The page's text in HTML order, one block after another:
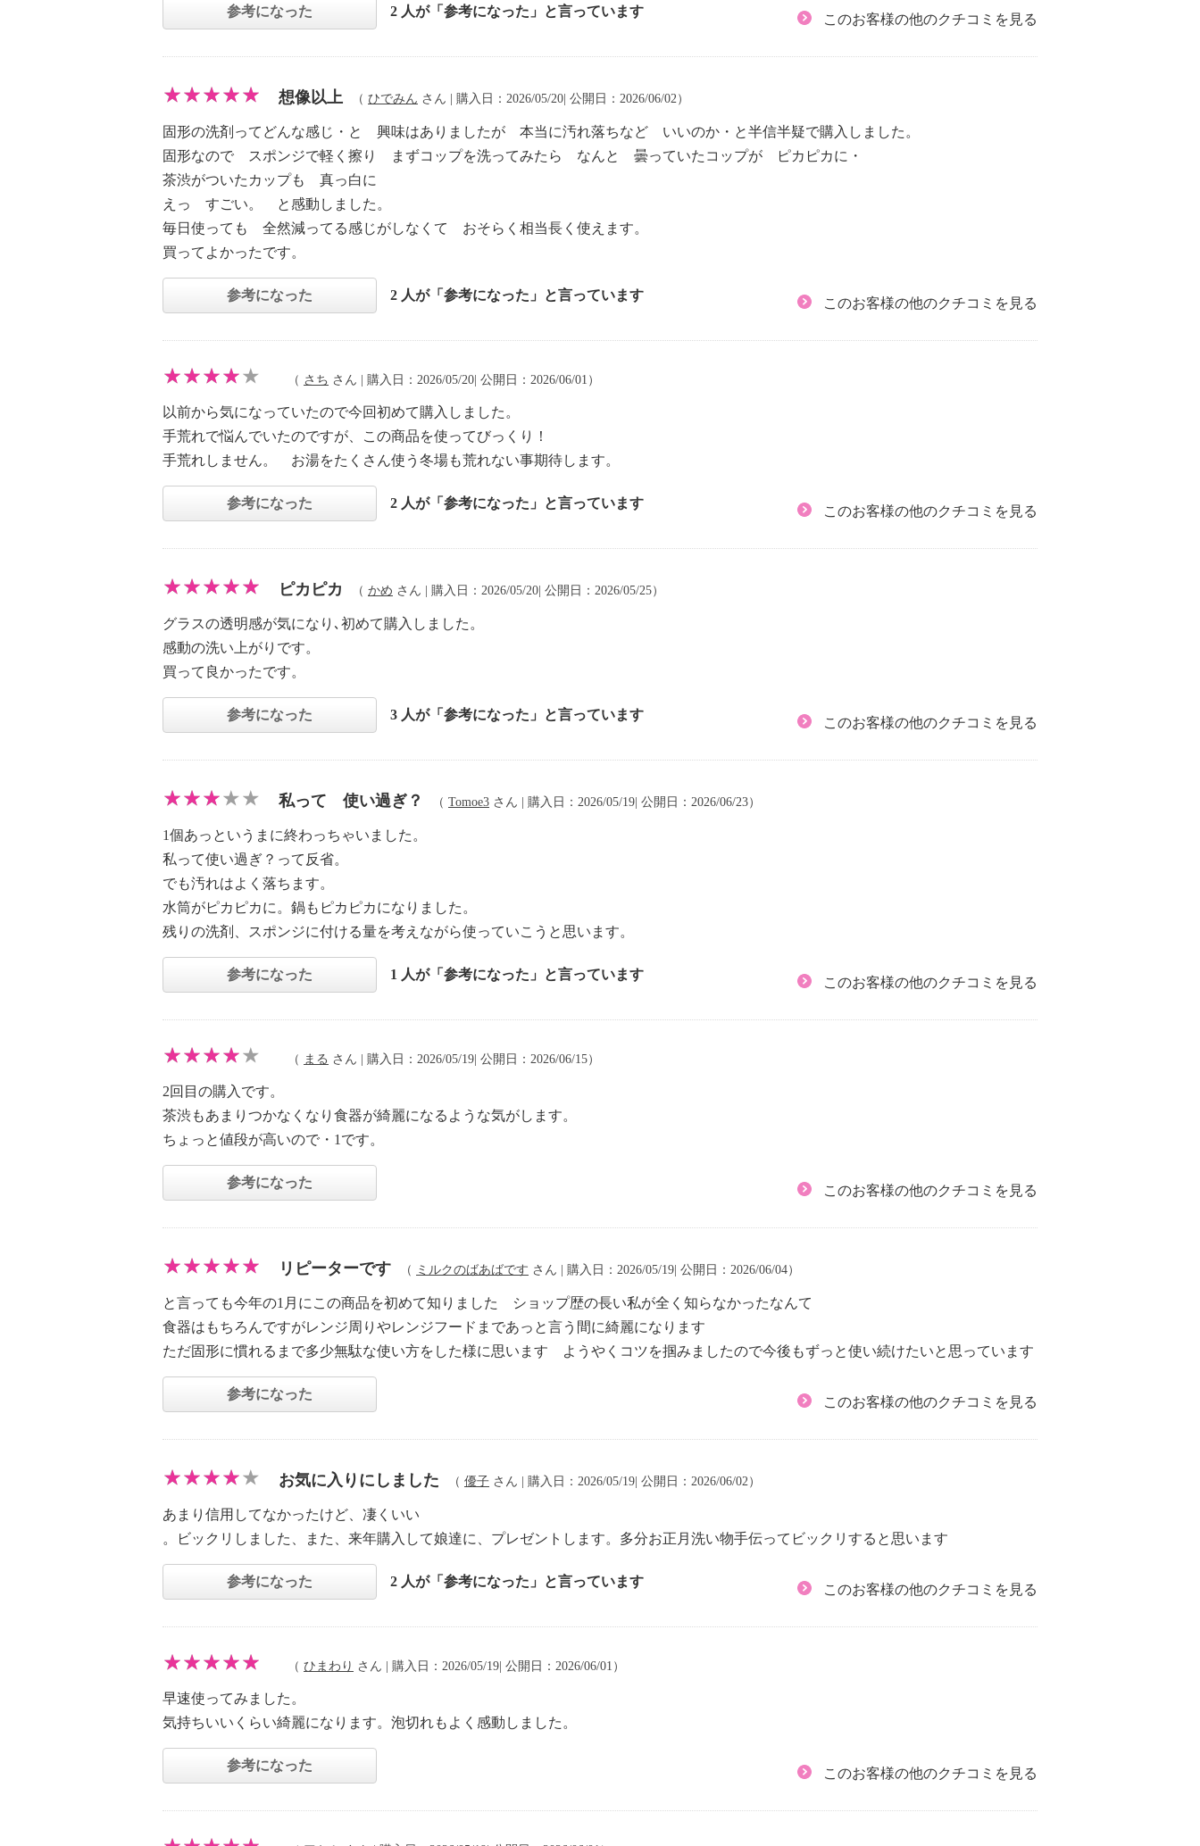
参考になった 2 人が「参考になった」と言っています
このお客様の他のクチコミを見る
想像以上 （ ひでみん さん | 購入日：2026/05/20| 公開日：2026/06/02）
固形の洗剤ってどんな感じ・と 興味はありましたが 本当に汚れ落ちなど いいのか・と半信半疑で購入しました。
固形なので スポンジで軽く擦り まずコップを洗ってみたら なんと 曇っていたコップが ピカピカに・
茶渋がついたカップも 真っ白に
えっ すごい。 と感動しました。
毎日使っても 全然減ってる感じがしなくて おそらく相当長く使えます。
買ってよかったです。
参考になった 2 人が「参考になった」と言っています
このお客様の他のクチコミを見る
（ さち さん | 購入日：2026/05/20| 公開日：2026/06/01）
以前から気になっていたので今回初めて購入しました。
手荒れで悩んでいたのですが、この商品を使ってびっくり！
手荒れしません。 お湯をたくさん使う冬場も荒れない事期待します。
参考になった 2 人が「参考になった」と言っています
このお客様の他のクチコミを見る
ピカピカ （ かめ さん | 購入日：2026/05/20| 公開日：2026/05/25）
グラスの透明感が気になり､初めて購入しました。
感動の洗い上がりです。
買って良かったです。
参考になった 3 人が「参考になった」と言っています
このお客様の他のクチコミを見る
私って 使い過ぎ？ （ Tomoe3 さん | 購入日：2026/05/19| 公開日：2026/06/23）
1個あっというまに終わっちゃいました。
私って使い過ぎ？って反省。
でも汚れはよく落ちます。
水筒がピカピカに。鍋もピカピカになりました。
残りの洗剤、スポンジに付ける量を考えながら使っていこうと思います。
参考になった 1 人が「参考になった」と言っています
このお客様の他のクチコミを見る
（ まる さん | 購入日：2026/05/19| 公開日：2026/06/15）
2回目の購入です。
茶渋もあまりつかなくなり食器が綺麗になるような気がします。
ちょっと値段が高いので・1です。
参考になった
このお客様の他のクチコミを見る
リピーターです （ ミルクのばあばです さん | 購入日：2026/05/19| 公開日：2026/06/04）
と言っても今年の1月にこの商品を初めて知りました ショップ歴の長い私が全く知らなかったなんて
食器はもちろんですがレンジ周りやレンジフードまであっと言う間に綺麗になります
ただ固形に慣れるまで多少無駄な使い方をした様に思います ようやくコツを掴みましたので今後もずっと使い続けたいと思っています
参考になった
このお客様の他のクチコミを見る
お気に入りにしました （ 優子 さん | 購入日：2026/05/19| 公開日：2026/06/02）
あまり信用してなかったけど、凄くいい
。ビックリしました、また、来年購入して娘達に、プレゼントします。多分お正月洗い物手伝ってビックリすると思います
参考になった 2 人が「参考になった」と言っています
このお客様の他のクチコミを見る
（ ひまわり さん | 購入日：2026/05/19| 公開日：2026/06/01）
早速使ってみました。
気持ちいいくらい綺麗になります。泡切れもよく感動しました。
参考になった
このお客様の他のクチコミを見る